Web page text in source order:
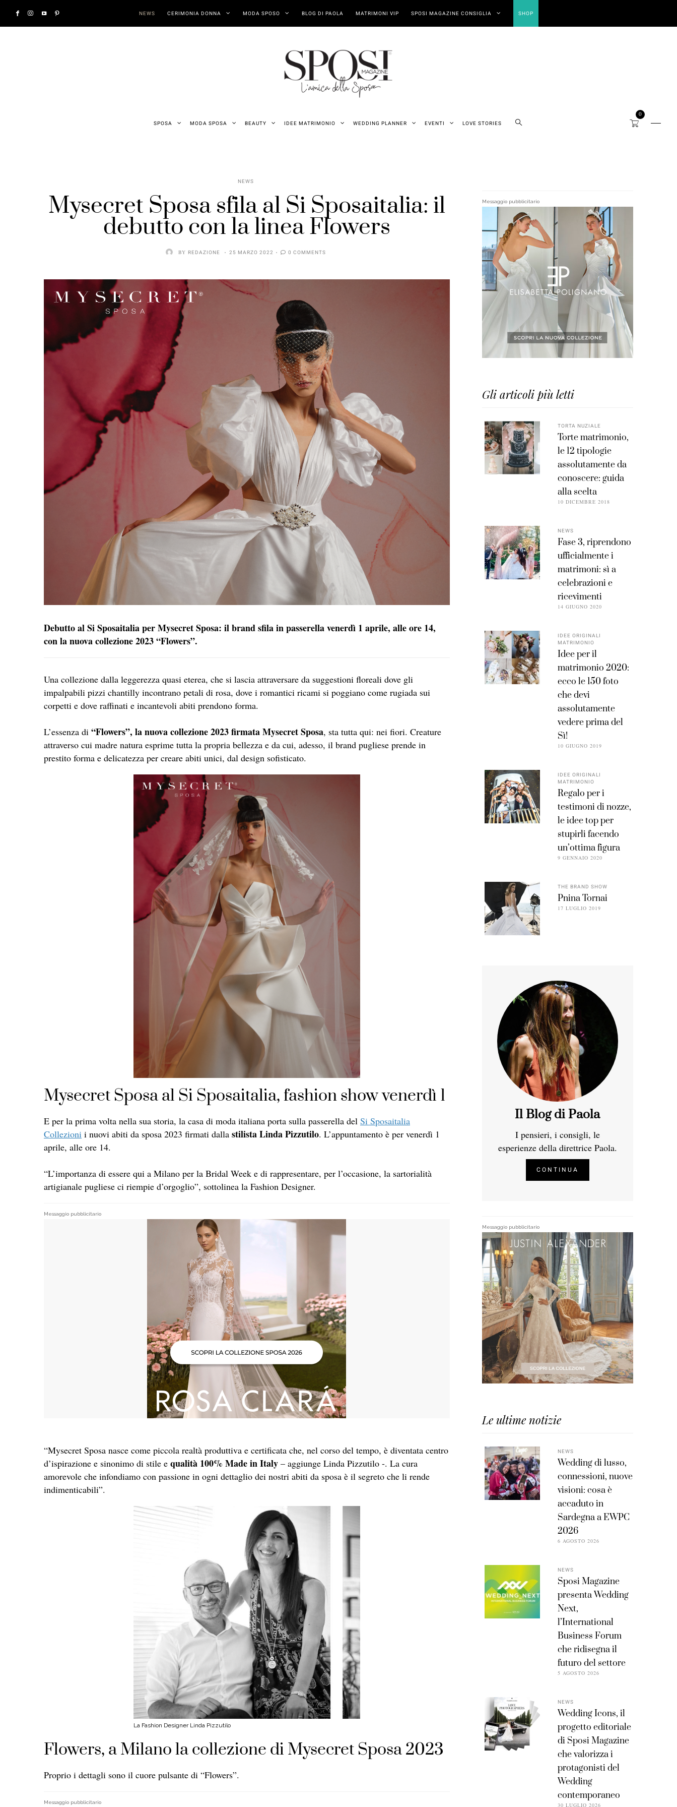
NEWS CERIMONIA DONNA MODA SPOSO BLOG DI PAOLA MATRIMONI VIP SPOSI MAGAZINE CONSIGLIA SHOP
SPOSA MODA SPOSA BEAUTY IDEE MATRIMONIO WEDDING PLANNER EVENTI LOVE STORIES
0
NEWS
Mysecret Sposa sfila al Si Sposaitalia: il
debutto con la linea Flowers
BY REDAZIONE 25 MARZO 2022 0 COMMENTS
Debutto al Si Sposaitalia per Mysecret Sposa: il brand sfila in passerella venerdì 1 aprile, alle ore 14,
con la nuova collezione 2023 “Flowers”.
Una collezione dalla leggerezza quasi eterea, che si lascia attraversare da suggestioni floreali dove gli
impalpabili pizzi chantilly incontrano petali di rosa, dove i romantici ricami si poggiano come rugiada sui
corpetti e dove raffinati e incantevoli abiti prendono forma.
L’essenza di “Flowers”, la nuova collezione 2023 firmata Mysecret Sposa, sta tutta qui: nei fiori. Creature
attraverso cui madre natura esprime tutta la propria bellezza e da cui, adesso, il brand pugliese prende in
prestito forma e delicatezza per creare abiti unici, dal design sofisticato.
Mysecret Sposa al Si Sposaitalia, fashion show venerdì 1
E per la prima volta nella sua storia, la casa di moda italiana porta sulla passerella del Si Sposaitalia
Collezioni i nuovi abiti da sposa 2023 firmati dalla stilista Linda Pizzutilo. L’appuntamento è per venerdì 1
aprile, alle ore 14.
“L’importanza di essere qui a Milano per la Bridal Week e di rappresentare, per l’occasione, la sartorialità
artigianale pugliese ci riempie d’orgoglio”, sottolinea la Fashion Designer.
Messaggio pubblicitario
“Mysecret Sposa nasce come piccola realtà produttiva e certificata che, nel corso del tempo, è diventata centro
d’ispirazione e sinonimo di stile e qualità 100% Made in Italy – aggiunge Linda Pizzutilo -. La cura
amorevole che infondiamo con passione in ogni dettaglio dei nostri abiti da sposa è il segreto che li rende
indimenticabili”.
La Fashion Designer Linda Pizzutilo
Flowers, a Milano la collezione di Mysecret Sposa 2023
Proprio i dettagli sono il cuore pulsante di “Flowers”.
Messaggio pubblicitario
Messaggio pubblicitario
Gli articoli più letti
TORTA NUZIALE
Torte matrimonio,
le 12 tipologie
assolutamente da
conoscere: guida
alla scelta
10 DICEMBRE 2018
NEWS
Fase 3, riprendono
ufficialmente i
matrimoni: sì a
celebrazioni e
ricevimenti
14 GIUGNO 2020
IDEE ORIGINALI
MATRIMONIO
Idee per il
matrimonio 2020:
ecco le 150 foto
che devi
assolutamente
vedere prima del
Sì!
10 GIUGNO 2019
IDEE ORIGINALI
MATRIMONIO
Regalo per i
testimoni di nozze,
le idee top per
stupirli facendo
un’ottima figura
9 GENNAIO 2020
THE BRAND SHOW
Pnina Tornai
17 LUGLIO 2019
Il Blog di Paola
I pensieri, i consigli, le
esperienze della direttrice Paola.
CONTINUA
Messaggio pubblicitario
Le ultime notizie
NEWS
Wedding di lusso,
connessioni, nuove
visioni: cosa è
accaduto in
Sardegna a EWPC
2026
6 AGOSTO 2026
NEWS
Sposi Magazine
presenta Wedding
Next,
l’International
Business Forum
che ridisegna il
futuro del settore
5 AGOSTO 2026
NEWS
Wedding Icons, il
progetto editoriale
di Sposi Magazine
che valorizza i
protagonisti del
Wedding
contemporaneo
30 LUGLIO 2026